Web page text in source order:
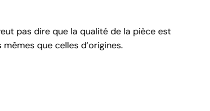
pas dire que la qualité de la pièce est
que celles d’origines.